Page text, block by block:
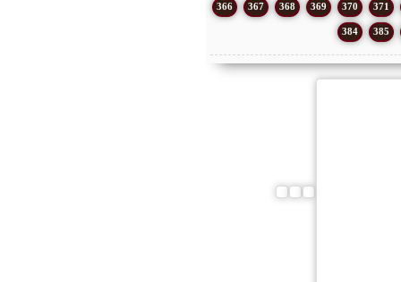
366 367 368 369 370 371
384 385